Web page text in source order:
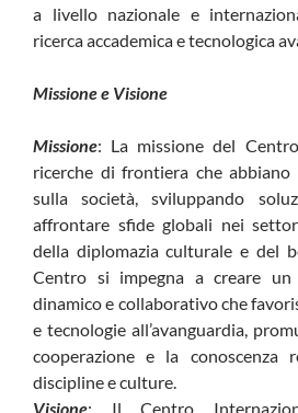
a livello nazionale e
ricerca accademica e tecnologica
Missione e Visione
Missione: La missione del
ricerche di frontiera che
sulla società, sviluppando
affrontare sfide globali nei
della diplomazia culturale e del
Centro si impegna a creare un
dinamico e collaborativo che
e tecnologie all’avanguardia,
cooperazione e la conoscenza
discipline e culture.
Visione: Il Centro